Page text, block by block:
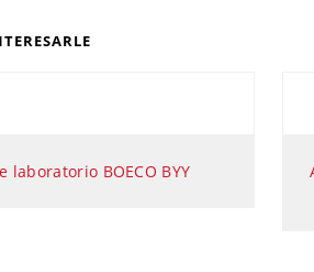
laboratorio BOECO BYY